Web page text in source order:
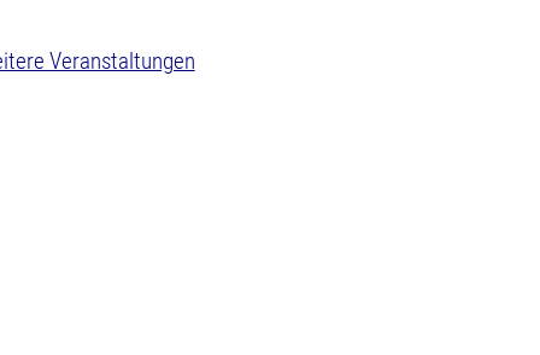
Veranstaltungen